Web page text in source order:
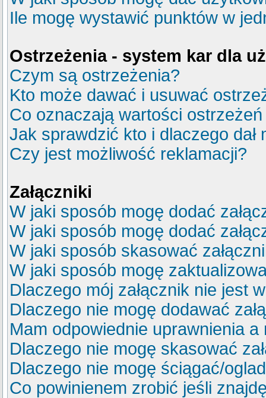
Ile mogę wystawić punktów w
Ostrzeżenia - system kar dla
Czym są ostrzeżenia?
Kto może dawać i usuwać
Co oznaczają wartości
Jak sprawdzić kto i dlaczego dał
Czy jest możliwość reklamacji?
Załączniki
W jaki sposób mogę dodać
W jaki sposób mogę dodać
W jaki sposób skasować
W jaki sposób mogę
Dlaczego mój załącznik nie jest
Dlaczego nie mogę dodawać
Mam odpowiednie uprawnienia
Dlaczego nie mogę skasować
Dlaczego nie mogę ściągać/
Co powinienem zrobić jeśli